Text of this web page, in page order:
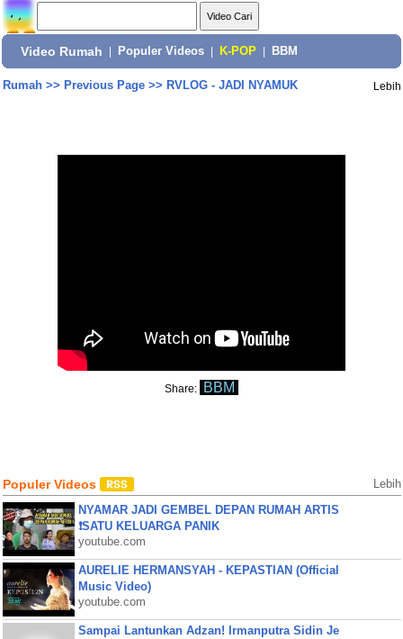
Video Rumah Populer Videos K-POP BBM
Rumah>> Previous Page>> RVLOG - JADI NYAMUK Lebih
Share: BBM
Populer Videos Lebih
NYAMAR JADI GEMBEL DEPAN RUMAH ARTIS
❗SATU KELUARGA PANIK
youtube.com
AURELIE HERMANSYAH - KEPASTIAN (Official
Music Video)
youtube.com
Sampai Lantunkan Adzan! Irmanputra Sidin Je